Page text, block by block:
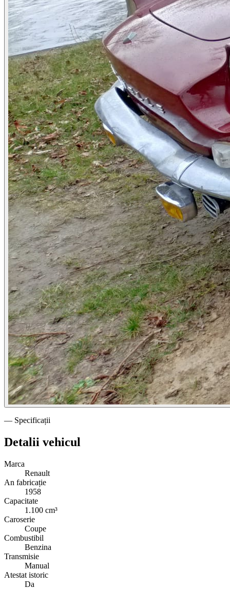
— Specificații
Detalii vehicul
Marca
Renault
An fabricație
1958
Capacitate
1.100 cm³
Caroserie
Coupe
Combustibil
Benzina
Transmisie
Manual
Atestat istoric
Da